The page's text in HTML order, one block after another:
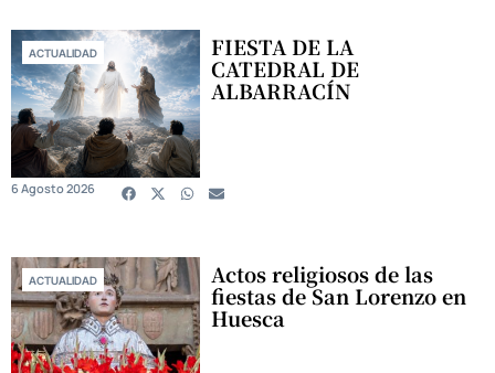
ACTUALIDAD FIESTA DE LA
CATEDRAL DE
ALBARRACÍN
6 Agosto 2026
ACTUALIDAD Actos religiosos de las
fiestas de San Lorenzo en
Huesca